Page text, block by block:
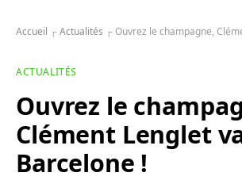
Accueil ┌Actualités ┌Ouvrez le champagne, Clément
ACTUALITÉS
Ouvrez le
Clément Lenglet
Barcelone !